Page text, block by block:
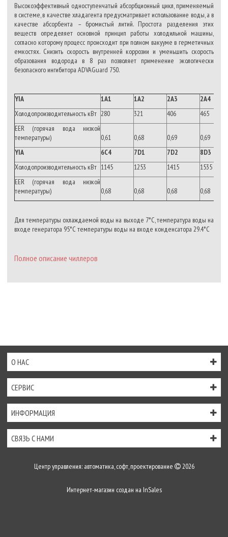
Высокоэффективный одноступенчатый абсорбционный цикл, применяемый
в системе, в качестве хладагента предусматривает использование воды, а в
качестве абсорбента – бромистый литий. Простота разделения этих
веществ определяет основной принцип работы холодильной машины,
согласно которому процесс происходит при полном вакууме в герметичных
емкостях. Снизить скорость внутренней коррозии и уменьшить скорость
образования водорода в 8 раз позволяет применение экологически
безопасного ингибитора ADVAGuard 750.
YIA 1A1 1A2 2A3
2A4
Холодопроизводительность кВт 280 321 406
465
EER (горячая вода низкой
температуры)
0,61 0,68 0,69
0,69
YIA
6C4 7D1 7D2
8D3
Холодопроизводительность кВт 1145 1253 1415
1535
EER (горячая вода низкой
температуры)
0,68 0,68 0,68 0,68
Для температуры охлаждаемой воды на выходе 7°C, температура воды на
входе генератора 95°C температуры воды на входе конденсатора 29.4°C
Полное описание чиллеров
О НАС
СЕРВИС
ИНФОРМАЦИЯ
СВЯЗЬ С НАМИ
Центр управления: автоматика, софт, проектирование 2026
Интернет-магазин создан на InSales